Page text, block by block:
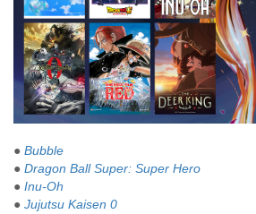
● Bubble
● Dragon Ball Super: Super Hero
● Inu-Oh
● Jujutsu Kaisen 0